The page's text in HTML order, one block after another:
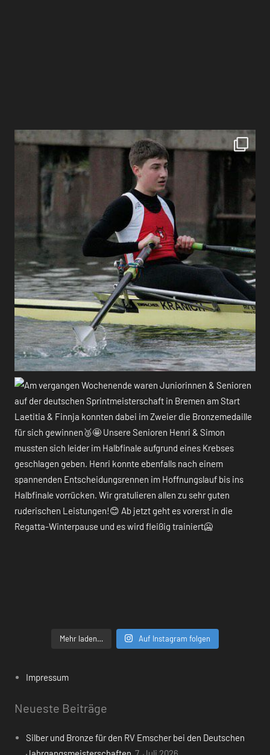
Mehr laden… Auf Instagram folgen
Impressum
Neueste Beiträge
Silber und Bronze für den RV Emscher bei den Deutschen